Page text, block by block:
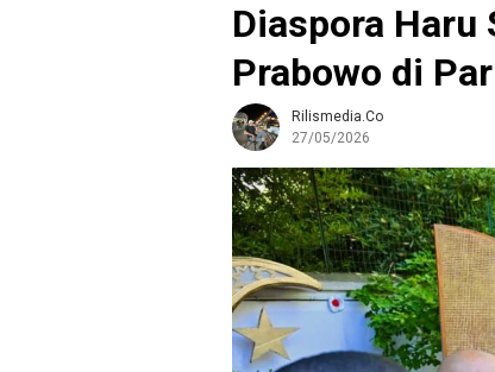
Diaspora Haru
Prabowo di
Rilismedia.co
27/05/2026